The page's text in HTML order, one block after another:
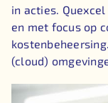
in acties.
en met focus op
(cloud)